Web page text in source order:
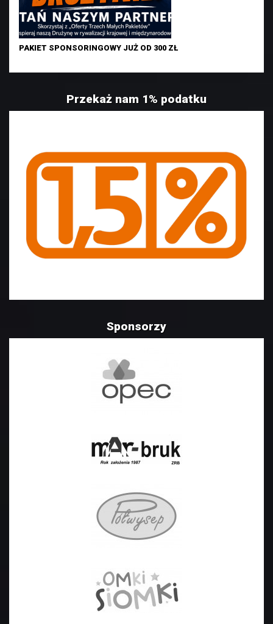
PAKIET SPONSORINGOWY JUŻ OD 300 ZŁ
Przekaż nam 1% podatku
Sponsorzy